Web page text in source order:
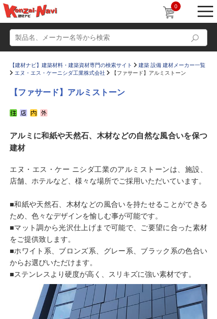
0
かたなび コラム
Q＆A 販売・施工代理店募集
【建材ナビ】建築材料・建築資材専門の検索サイト
建築 設備 建材メーカー一覧
エヌ・エス・ケーニシダ工業株式会社
【ファサード】アルミストーン
【ファサード】アルミストーン
アルミに和紙や天然石、木材などの自然な風合いを保つ
建材
エヌ・エス・ケー ニシダ工業のアルミストーンは、施設、
店舗、ホテルなど、様々な場所でご採用いただいています。
■和紙や天然石、木材などの風合いを持たせることができる
ため、色々なデザインを愉しむ事が可能です。
■マット調から光沢仕上げまで可能で、ご要望に合った素材
をご提供致します。
■ホワイト系、ブロンズ系、グレー系、ブラック系の色合い
からお選びいただけます。
■ステンレスより硬度が高く、スリキズに強い素材です。